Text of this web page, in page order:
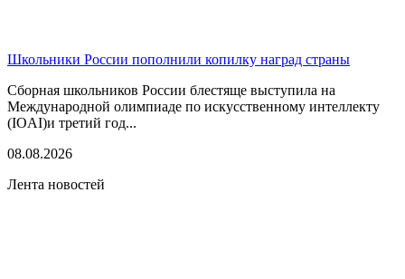
Школьники России пополнили копилку наград страны
Сборная школьников России блестяще выступила на
Международной олимпиаде по искусственному интеллекту
(IOAI)и третий год...
08.08.2026
Лента новостей